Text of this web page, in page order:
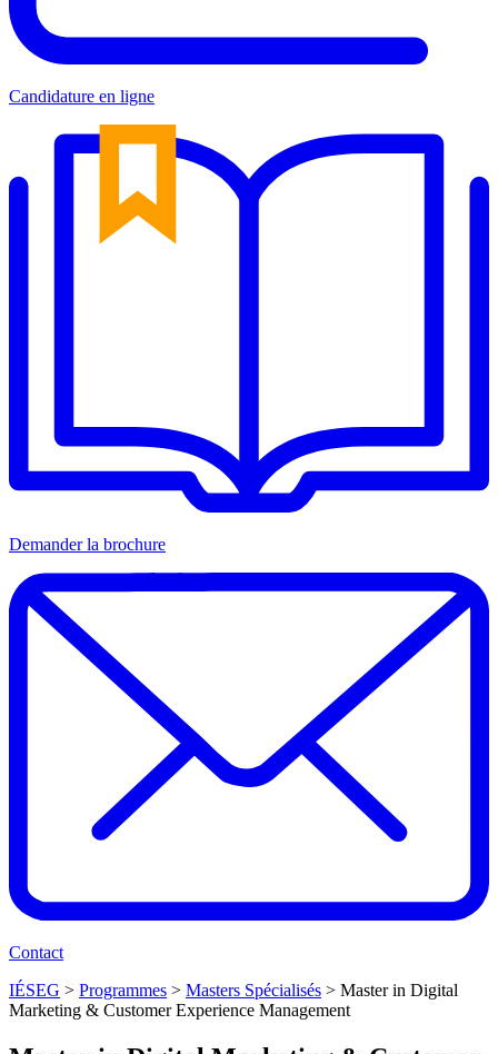
Candidature en ligne
Demander la brochure
Contact
IÉSEG > Programmes > Masters Spécialisés > Master in Digital
Marketing & Customer Experience Management